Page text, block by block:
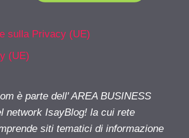
sulla Privacy (UE)
(UE)
è parte dell' AREA BUSINESS
network IsayBlog! la cui rete
siti tematici di informazione